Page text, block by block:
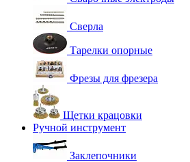
Сверла
Тарелки опорные
Фрезы для фрезера
Щетки крацовки
Ручной инструмент
Заклепочники